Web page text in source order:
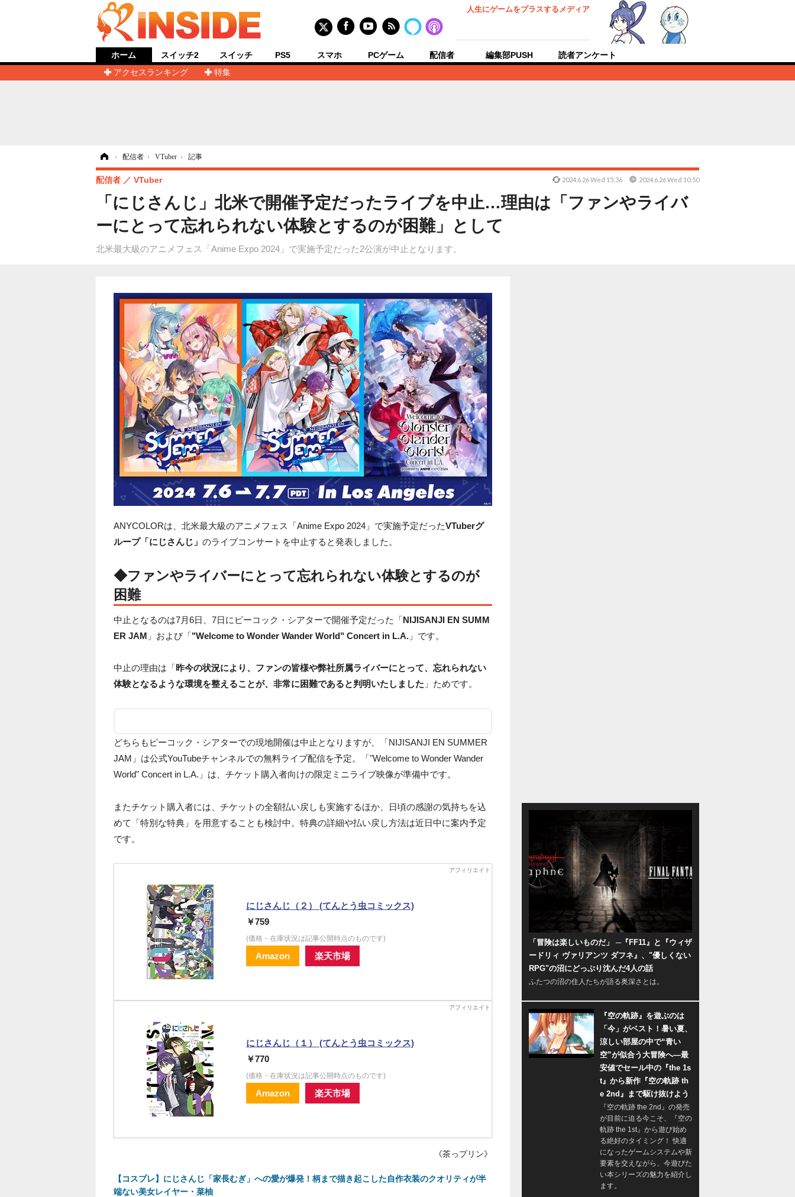
人生にゲームをプラスするメディア
ホーム
アクセスランキング
特集
スイッチ2 スイッチ PS5 スマホ PCゲーム 配信者 編集部PUSH 読者アンケート
› 配信者 › VTuber › 記事
「にじさんじ」北米で開催予定だったライブを中止…理由は「ファンやライバ
ーにとって忘れられない体験とするのが困難」として
北米最大級のアニメフェス「Anime Expo 2024」で実施予定だった2公演が中止となります。
配信者 VTuber 2024.6.26 Wed 15:36 2024.6.26 Wed 10:50
ANYCOLORは、北米最大級のアニメフェス「Anime Expo 2024」で実施予定だったVTuberグ
ループ「にじさんじ」 のライブコンサートを中止すると発表しました。
◆ファンやライバーにとって忘れられない体験とするのが
困難
中止となるのは7月6日、7日にピーコック・シアターで開催予定だった「NIJISANJI EN SUMM
ER JAM 」および「"Welcome to Wonder Wander World" Concert in L.A. 」です。
中止の理由は「昨今の状況により、ファンの皆様や弊社所属ライバーにとって、忘れられない
体験となるような環境を整えることが、非常に困難であると判明いたしました 」ためです。
どちらもピーコック・シアターでの現地開催は中止となりますが、「NIJISANJI EN SUMMER
JAM」は公式YouTubeチャンネルでの無料ライブ配信を予定。「"Welcome to Wonder Wander
World" Concert in L.A.」は、チケット購入者向けの限定ミニライブ映像が準備中です。
またチケット購入者には、チケットの全額払い戻しも実施するほか、日頃の感謝の気持ちを込
めて「特別な特典」を用意することも検討中。特典の詳細や払い戻し方法は近日中に案内予定
です。
にじさんじ（２） (てんとう虫コミックス)
￥759
(価格・在庫状況は記事公開時点のものです)
Amazon 楽天市場
にじさんじ（１） (てんとう虫コミックス)
￥770
(価格・在庫状況は記事公開時点のものです)
Amazon 楽天市場
《茶っプリン》
【コスプレ】にじさんじ「家長むぎ」への愛が爆発！柄まで描き起こした自作衣装のクオリティが半
端ない美女レイヤー・菜柚
「冒険は楽しいものだ」 ─『FF11』と『ウィザ
ードリィ ヴァリアンツ ダフネ』、"優しくない
RPG"の沼にどっぷり沈んだ4人の話
ふたつの沼の住人たちが語る奥深さとは。
『空の軌跡』を遊ぶのは
「今」がベスト！暑い夏、
涼しい部屋の中で“青い
空”が似合う大冒険へ―最
安値でセール中の『the 1s
t』から新作『空の軌跡 th
e 2nd』まで駆け抜けよう
『空の軌跡 the 2nd』の発売
が目前に迫る今こそ、『空の
軌跡 the 1st』から遊び始め
る絶好のタイミング！ 快適
になったゲームシステムや新
要素を交えながら、今遊びた
い本シリーズの魅力を紹介し
ます。